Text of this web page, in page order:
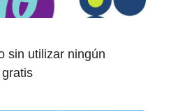
sin utilizar ningún